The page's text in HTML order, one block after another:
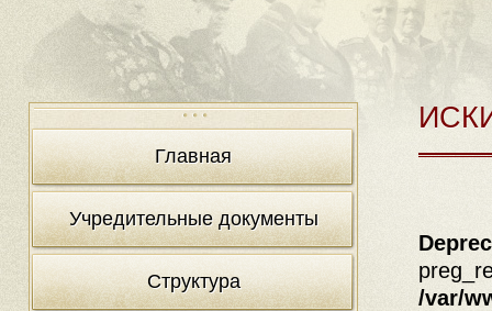
Главная
Учредительные документы
Структура
/var/